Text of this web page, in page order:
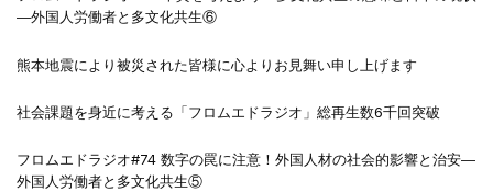
―外国人労働者と多文化共生⑥
熊本地震により被災された皆様に心よりお見舞い申し上げます
社会課題を身近に考える「フロムエドラジオ」総再生数6千回突破
フロムエドラジオ#74 数字の罠に注意！外国人材の社会的影響と治安―
外国人労働者と多文化共生⑤